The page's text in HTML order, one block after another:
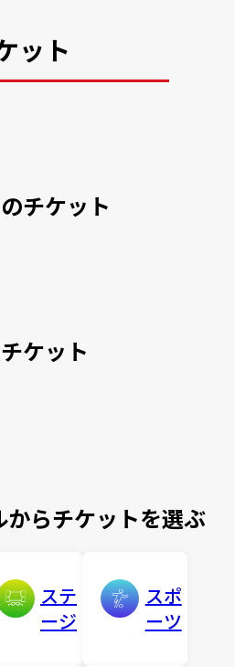
ット
チケット
ケット
からチケットを選ぶ
ステ
ージ
スポ
ーツ